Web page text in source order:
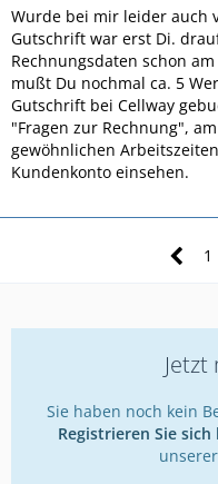
Karte erfahren.",
Denn leider wurden mir
obwohl die Gutschrift laut
überwiesen sein soll.
Gutschrift auf meinem
Seltsam... *?*
Wurde bei mir leider auch
Gutschrift war erst Di.
Rechnungsdaten schon
mußt Du nochmal ca. 5
Gutschrift bei Cellway
"Fragen zur Rechnung",
gewöhnlichen
Kundenkonto einsehen.
1
Sie haben noch kein
Registrieren Sie